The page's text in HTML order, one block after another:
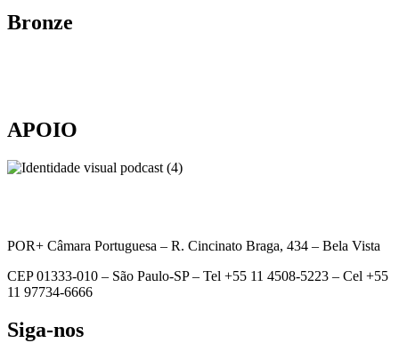
Bronze
APOIO
POR+ Câmara Portuguesa – R. Cincinato Braga, 434 – Bela Vista
CEP 01333-010 – São Paulo-SP – Tel +55 11 4508-5223 – Cel +55
11 97734-6666
Siga-nos